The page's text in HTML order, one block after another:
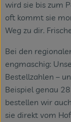
wird sie bis zum
oft kommt sie
Weg zu dir.
Bei den
engmaschig:
Bestellzahlen –
Beispiel genau
bestellen wir
sie direkt vom